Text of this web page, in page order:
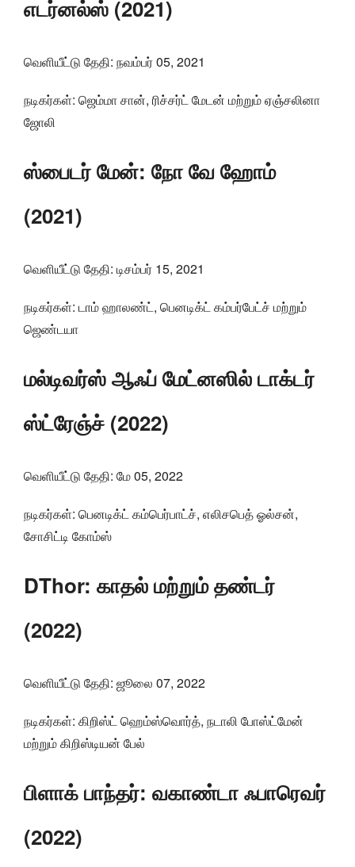
எடர்னல்ஸ் (2021)
வெளியீட்டு தேதி: நவம்பர் 05, 2021
நடிகர்கள்: ஜெம்மா சான், ரிச்சர்ட் மேடன் மற்றும் ஏஞ்சலினா
ஜோலி
ஸ்பைடர் மேன்: நோ வே ஹோம்
(2021)
வெளியீட்டு தேதி: டிசம்பர் 15, 2021
நடிகர்கள்: டாம் ஹாலண்ட், பெனடிக்ட் கம்பர்பேட்ச் மற்றும்
ஜெண்டயா
மல்டிவர்ஸ் ஆஃப் மேட்னஸில் டாக்டர்
ஸ்ட்ரேஞ்ச் (2022)
வெளியீட்டு தேதி: மே 05, 2022
நடிகர்கள்: பெனடிக்ட் கம்பெர்பாட்ச், எலிசபெத் ஓல்சன்,
சோசிட்டி கோம்ஸ்
DThor: காதல் மற்றும் தண்டர்
(2022)
வெளியீட்டு தேதி: ஜூலை 07, 2022
நடிகர்கள்: கிறிஸ்ட் ஹெம்ஸ்வொர்த், நடாலி போஸ்ட்மேன்
மற்றும் கிறிஸ்டியன் பேல்
பிளாக் பாந்தர்: வகாண்டா ஃபாரெவர்
(2022)